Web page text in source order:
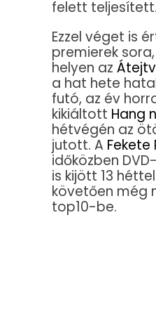
felett teljesített.
Ezzel véget is
premierek
helyen az
a hat hete
futó, az év
kikiáltott Hang
hétvégén az
jutott. A Fekete
időközben
is kijött 13
követően még
top10-be.